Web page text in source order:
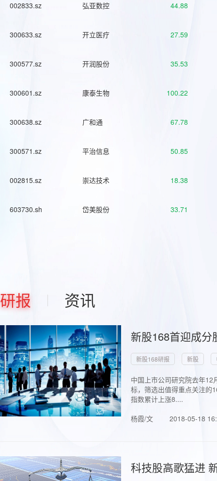
002833.sz 弘亚数控 44.88
300633.sz 开立医疗 27.59
300577.sz 开润股份 35.53
300601.sz 康泰生物 100.22
300638.sz 广和通 67.78
300571.sz 平治信息 50.85
002815.sz 崇达技术 18.38
603730.sh 岱美股份 33.71
研报 资讯
新股168首迎成
新股168研报 新股
中国上市公司研究院去年
标，筛选出值得重点关注的
指数累计上涨8....
杨霞/文
2018-05-18
科技股高歌猛进